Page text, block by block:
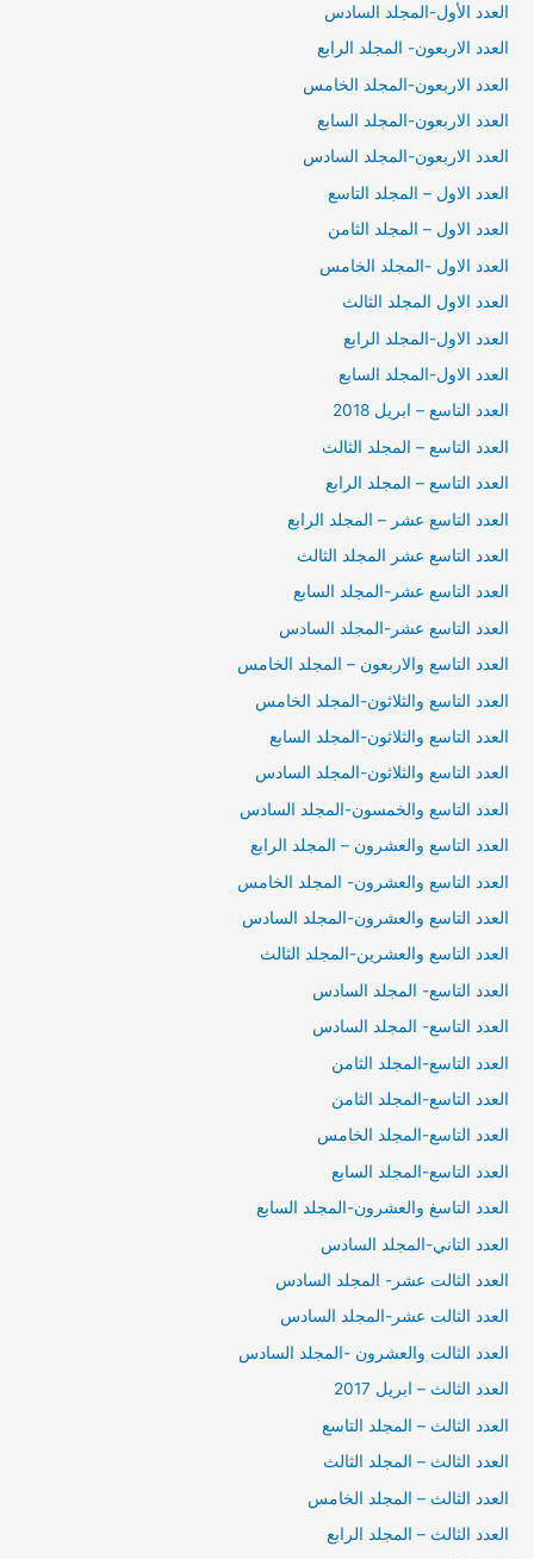
العدد الأول-المجلد السادس
العدد الاربعون- المجلد الرابع
العدد الاربعون-المجلد الخامس
العدد الاربعون-المجلد السابع
العدد الاربعون-المجلد السادس
العدد الاول – المجلد التاسع
العدد الاول – المجلد الثامن
العدد الاول -المجلد الخامس
العدد الاول المجلد الثالث
العدد الاول-المجلد الرابع
العدد الاول-المجلد السابع
العدد التاسع – ابريل 2018
العدد التاسع – المجلد الثالث
العدد التاسع – المجلد الرابع
العدد التاسع عشر – المجلد الرابع
العدد التاسع عشر المجلد الثالث
العدد التاسع عشر-المجلد السابع
العدد التاسع عشر-المجلد السادس
العدد التاسع والاربعون – المجلد الخامس
العدد التاسع والثلاثون-المجلد الخامس
العدد التاسع والثلاثون-المجلد السابع
العدد التاسع والثلاثون-المجلد السادس
العدد التاسع والخمسون-المجلد السادس
العدد التاسع والعشرون – المجلد الرابع
العدد التاسع والعشرون- المجلد الخامس
العدد التاسع والعشرون-المجلد السادس
العدد التاسع والعشرين-المجلد الثالث
العدد التاسع- المجلد السادس
العدد التاسع- المجلد السادس
العدد التاسع-المجلد الثامن
العدد التاسع-المجلد الثامن
العدد التاسع-المجلد الخامس
العدد التاسع-المجلد السابع
العدد التاسغ والعشرون-المجلد السابع
العدد التاني-المجلد السادس
العدد الثالت عشر- المجلد السادس
العدد الثالت عشر-المجلد السادس
العدد الثالت والعشرون -المجلد السادس
العدد الثالث – ابريل 2017
العدد الثالث – المجلد التاسع
العدد الثالث – المجلد الثالث
العدد الثالث – المجلد الخامس
العدد الثالث – المجلد الرابع